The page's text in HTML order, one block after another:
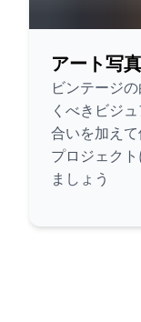
アート写
ビンテージ
くべきビジ
合いを加え
プロジェク
ましょう